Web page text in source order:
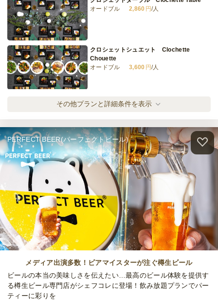
オードブル
2,860 円/人
クロシェットシュエット Clochette
Chouette
オードブル
3,600 円/人
クロシェットカドー Clochette Cadeau
オードブル
4,600円/人
クロシェットグラン Clochette Grand
オードブル
6,200円/人
全てのプランを見る（4件）
オードブル
締切 5日前12時
定休日 日・土
最低ご注文金額 60,000円
その他プランと詳細条件を表示
PERFECT BEER(パーフェクトビール)
メディア出演多数！ビアマイスターが注ぐ樽生ビール
ビールの本当の美味しさを伝えたい…最高のビール体験を提供す
る樽生ビール専門店がシェフコレに登場！飲み放題プランでパー
ティーに彩りを